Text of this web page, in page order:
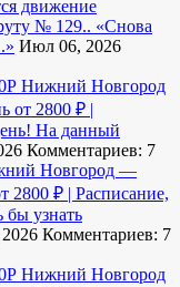
движение
№ 129.. «Снова
Июл 06, 2026
Нижний Новгород
от 2800 ₽ |
На данный
Комментариев: 7
Новгород —
2800 ₽ | Расписание,
бы узнать
Комментариев: 7
Нижний Новгород